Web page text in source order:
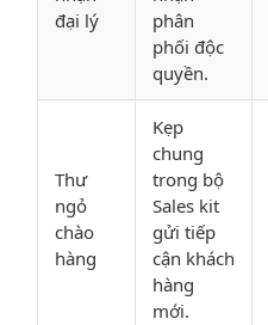
đại lý
phân
phối độc
quyền.
Thư
ngỏ
chào
hàng
Kẹp
chung
trong bộ
Sales kit
gửi tiếp
cận khách
hàng
mới.